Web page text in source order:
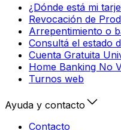
¿Dónde está mi
Revocación de
Arrepentimiento o
Consultá el estado
Cuenta Gratuita
Home Banking No
Turnos web
Ayuda y contacto
Contacto